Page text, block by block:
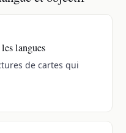
langues
de cartes qui